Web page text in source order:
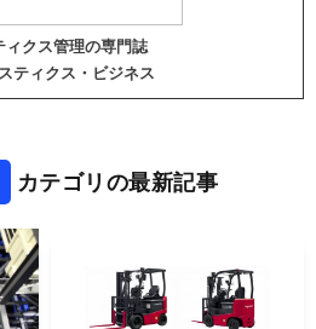
ィクス管理の専門誌
ティクス・ビジネス
カテゴリの最新記事